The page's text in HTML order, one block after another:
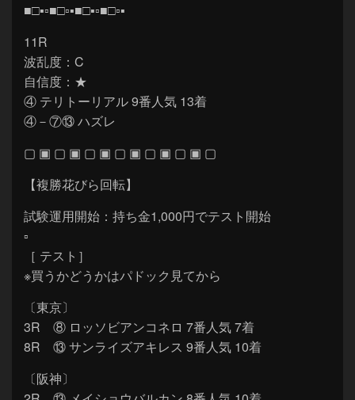
■□▪▫■□▫▪■□▪▫■□▫▪
11R
波乱度：C
自信度：★
④ テリトーリアル 9番人気 13着
④－⑦⑬ ハズレ
▢ ▣ ▢ ▣ ▢ ▣ ▢ ▣ ▢ ▣ ▢ ▣ ▢
【複勝花びら回転】
試験運用開始：持ち金1,000円でテスト開始
▫
［ テスト］
※買うかどうかはパドック見てから
〔東京〕
3R ⑧ ロッソビアンコネロ 7番人気 7着
8R ⑬ サンライズアキレス 9番人気 10着
〔阪神〕